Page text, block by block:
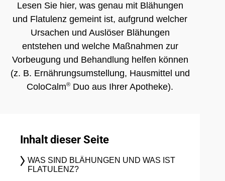
Lesen Sie hier, was genau mit Blähungen
und Flatulenz gemeint ist, aufgrund welcher
Ursachen und Auslöser Blähungen
entstehen und welche Maßnahmen zur
Vorbeugung und Behandlung helfen können
(z. B. Ernährungsumstellung, Hausmittel und
ColoCalm® Duo aus Ihrer Apotheke).
Inhalt dieser Seite
WAS SIND BLÄHUNGEN UND WAS IST
FLATULENZ?